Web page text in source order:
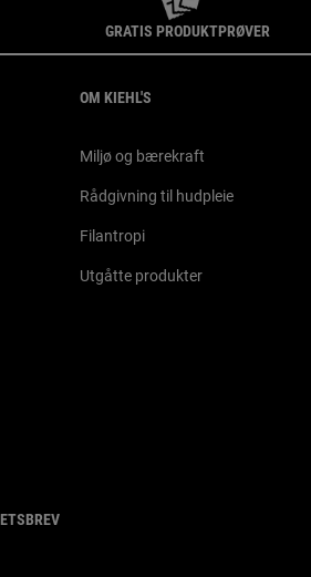
GRATIS PRODUKTPRØVER
OM KIEHL'S
Miljø og bærekraft
Rådgivning til hudpleie
Filantropi
Utgåtte produkter